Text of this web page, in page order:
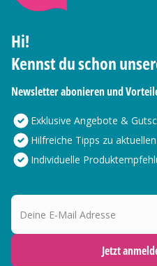
Hi!
Kennst du schon
Newsletter abonieren und
Exklusive Angebote &
Hilfreiche Tipps zu
Individuelle
Deine E-Mail Adresse
Jetzt